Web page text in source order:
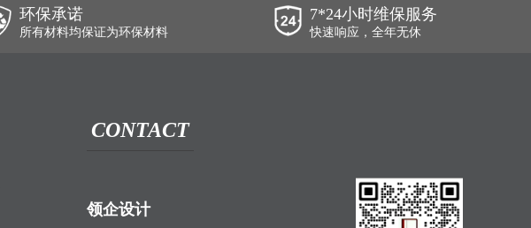
环保承诺
所有材料均保证为环保材料
7*24小时维保服务
快速响应，全年无休
CONTACT
领企设计